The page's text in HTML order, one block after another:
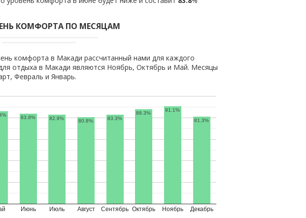
КОМФОРТА ПО МЕСЯЦАМ
комфорта в Макади рассчитанный нами для каждого
отдыха в Макади являются Ноябрь, Октябрь и Май. Месяцы
Февраль и Январь.
Июнь Июль Август Сентябрь Октябрь Ноябрь Декабрь
83.8% 82.9% 80.8% 83.3%
88.3%
91.1%
81.3%